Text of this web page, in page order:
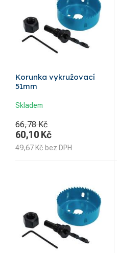
Korunka vykružovací
51mm
Skladem
66,78 Kč
60,10 Kč
49,67 Kč bez DPH